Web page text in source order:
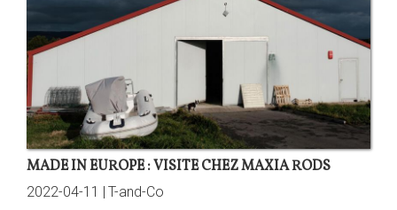
MADE IN EUROPE : VISITE CHEZ MAXIA RODS
2022-04-11 | T-and-Co